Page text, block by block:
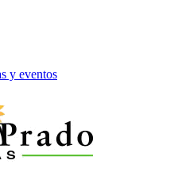
y eventos